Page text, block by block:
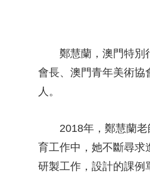
鄭慧蘭，澳門特別
會長、澳門青年美術協
人。
2018年，鄭慧蘭
育工作中，她不斷尋求
研製工作，設計的課例